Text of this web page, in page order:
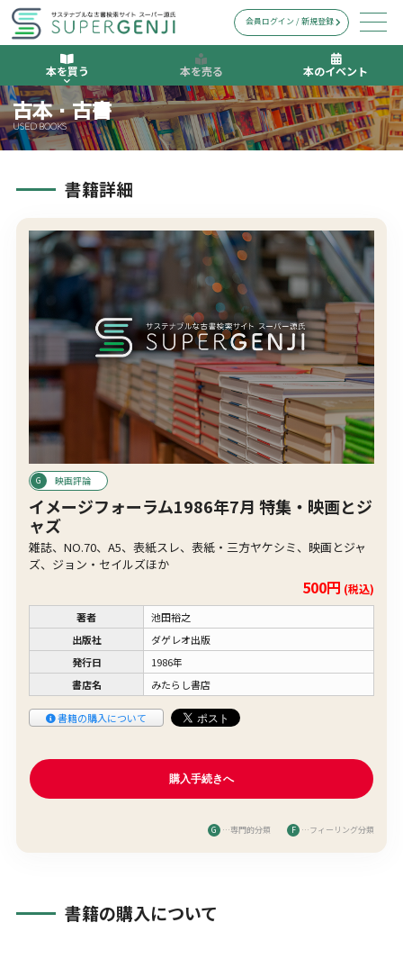
本を買う 本を売る 本のイベント
会員ログイン / 新規登録
古本・古書
USED BOOKS
書籍詳細
映画評論
イメージフォーラム1986年7月 特集・映画とジ
ャズ
雑誌、NO.70、A5、表紙スレ、表紙・三方ヤケシミ、映画とジャ
ズ、ジョン・セイルズほか
500円 (税込)
著者
池田裕之
出版社
ダゲレオ出版
発行日
1986年
書店名
みたらし書店
書籍の購入について
G …専門的分類 F …フィーリング分類
書籍の購入について